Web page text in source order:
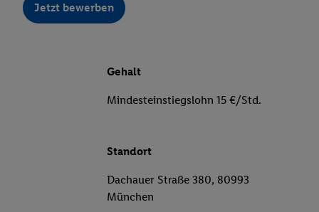
Jetzt bewerben
Gehalt
Mindesteinstiegslohn 15 €/Std.
Standort
Dachauer Straße 380, 80993
München